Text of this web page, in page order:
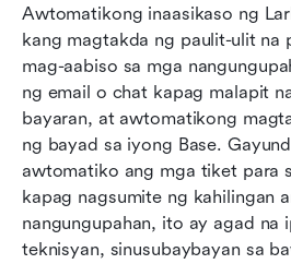
Awtomatikong inaasikaso ng
kang magtakda ng paulit-ulit na
mag-aabiso sa mga
ng email o chat kapag malapit
bayaran, at awtomatikong
ng bayad sa iyong Base.
awtomatiko ang mga tiket para
kapag nagsumite ng kahilingan
nangungupahan, ito ay agad na
teknisyan, sinusubaybayan sa